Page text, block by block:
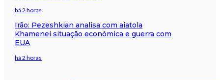
há 2 horas
Irão: Pezeshkian analisa com aiatola
Khamenei situação económica e guerra com
EUA
há 2 horas